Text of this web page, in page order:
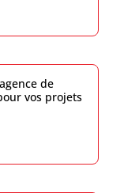
de
vos projets